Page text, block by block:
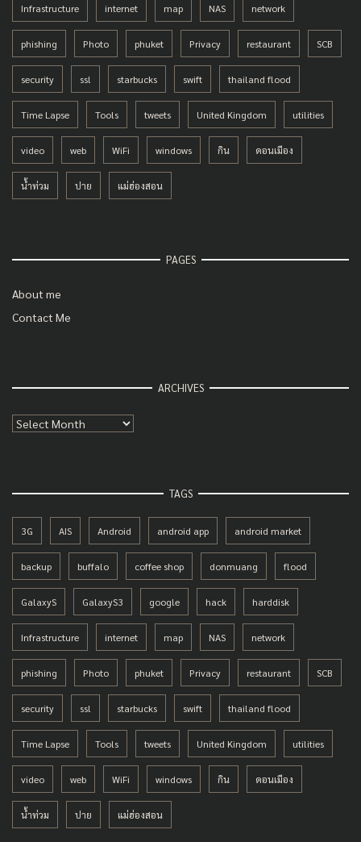
Infrastructure internet map NAS network
phishing Photo phuket Privacy restaurant SCB
security ssl starbucks swift thailand flood
Time Lapse Tools tweets United Kingdom utilities
video web WiFi windows กิน ดอนเมือง
น้ำท่วม ปาย แม่ฮ่องสอน
PAGES
About me
Contact Me
ARCHIVES
Archives
TAGS
3G AIS Android android app android market
backup buffalo coffee shop donmuang flood
GalaxyS GalaxyS3 google hack harddisk
Infrastructure internet map NAS network
phishing Photo phuket Privacy restaurant SCB
security ssl starbucks swift thailand flood
Time Lapse Tools tweets United Kingdom utilities
video web WiFi windows กิน ดอนเมือง
น้ำท่วม ปาย แม่ฮ่องสอน